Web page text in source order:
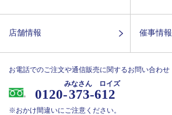
店舗情報 催事情報
お電話でのご注文や通信販売に関するお問い合わせ
0120-373-612
みなさん ロイズ
※おかけ間違いにご注意ください。